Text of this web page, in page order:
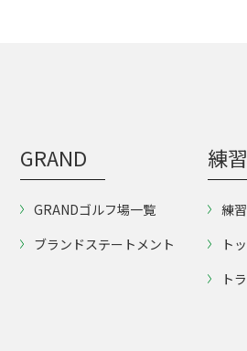
GRAND
GRANDゴルフ場一覧
ブランドステートメント
練
練
ト
ト